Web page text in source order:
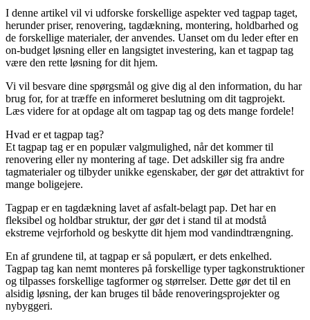
I denne artikel vil vi udforske forskellige aspekter ved tagpap taget,
herunder priser, renovering, tagdækning, montering, holdbarhed og
de forskellige materialer, der anvendes. Uanset om du leder efter en
on-budget løsning eller en langsigtet investering, kan et tagpap tag
være den rette løsning for dit hjem.
Vi vil besvare dine spørgsmål og give dig al den information, du har
brug for, for at træffe en informeret beslutning om dit tagprojekt.
Læs videre for at opdage alt om tagpap tag og dets mange fordele!
Hvad er et tagpap tag?
Et tagpap tag er en populær valgmulighed, når det kommer til
renovering eller ny montering af tage. Det adskiller sig fra andre
tagmaterialer og tilbyder unikke egenskaber, der gør det attraktivt for
mange boligejere.
Tagpap er en tagdækning lavet af asfalt-belagt pap. Det har en
fleksibel og holdbar struktur, der gør det i stand til at modstå
ekstreme vejrforhold og beskytte dit hjem mod vandindtrængning.
En af grundene til, at tagpap er så populært, er dets enkelhed.
Tagpap tag kan nemt monteres på forskellige typer tagkonstruktioner
og tilpasses forskellige tagformer og størrelser. Dette gør det til en
alsidig løsning, der kan bruges til både renoveringsprojekter og
nybyggeri.